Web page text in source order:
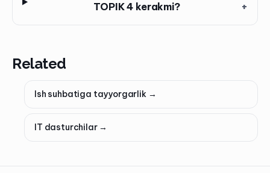
TOPIK 4 kerakmi? +
Related
Ish suhbatiga tayyorgarlik→
IT dasturchilar→